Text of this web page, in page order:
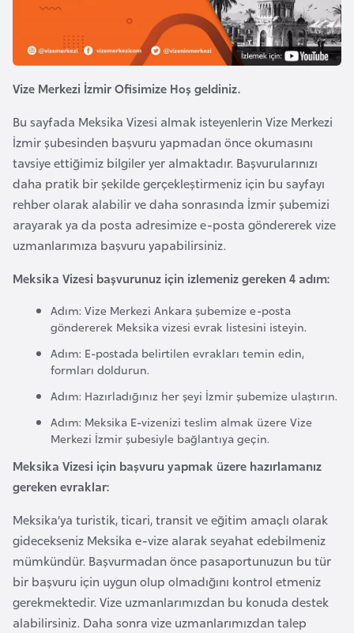
Vize Merkezi İzmir Ofisimize Hoş geldiniz.
Bu sayfada Meksika Vizesi almak isteyenlerin Vize Merkezi
İzmir şubesinden başvuru yapmadan önce okumasını
tavsiye ettiğimiz bilgiler yer almaktadır. Başvurularınızı
daha pratik bir şekilde gerçekleştirmeniz için bu sayfayı
rehber olarak alabilir ve daha sonrasında İzmir şubemizi
arayarak ya da posta adresimize e-posta göndererek vize
uzmanlarımıza başvuru yapabilirsiniz.
Meksika Vizesi başvurunuz için izlemeniz gereken 4 adım:
Adım: Vize Merkezi Ankara şubemize e-posta
göndererek Meksika vizesi evrak listesini isteyin.
Adım: E-postada belirtilen evrakları temin edin,
formları doldurun.
Adım: Hazırladığınız her şeyi İzmir şubemize ulaştırın.
Adım: Meksika E-vizenizi teslim almak üzere Vize
Merkezi İzmir şubesiyle bağlantıya geçin.
Meksika Vizesi için başvuru yapmak üzere hazırlamanız
gereken evraklar:
Meksika’ya turistik, ticari, transit ve eğitim amaçlı olarak
gidecekseniz Meksika e-vize alarak seyahat edebilmeniz
mümkündür. Başvurmadan önce pasaportunuzun bu tür
bir başvuru için uygun olup olmadığını kontrol etmeniz
gerekmektedir. Vize uzmanlarımızdan bu konuda destek
alabilirsiniz. Daha sonra vize uzmanlarımızdan talep
n
a
n
g
l
a
d
e
B
l
ç
i
k
a